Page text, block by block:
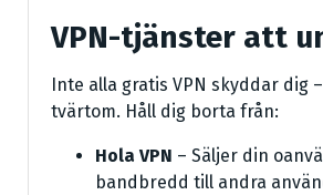
VPN-tjänster att
Inte alla gratis VPN skyddar dig
tvärtom. Håll dig borta från:
Hola VPN – Säljer din
bandbredd till andra